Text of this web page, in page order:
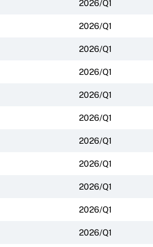
2026/Q1
2026/Q1
2026/Q1
2026/Q1
2026/Q1
2026/Q1
2026/Q1
2026/Q1
2026/Q1
2026/Q1
2026/Q1